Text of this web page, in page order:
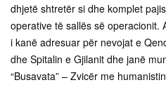
dhjetë shtretër si dhe komplet
operative të sallës së operacionit.
i kanë adresuar për nevojat e
dhe Spitalin e Gjilanit dhe janë
“Busavata” – Zvicër me